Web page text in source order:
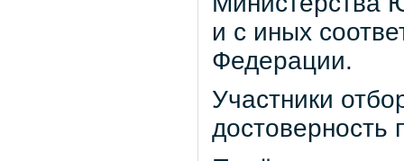
и с иных
Федерации.
Участники